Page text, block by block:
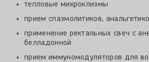
тепловые микроклизмы
прием спазмолитиков,
применение ректальных свеч с
белладонной
прием иммуномодуляторов для